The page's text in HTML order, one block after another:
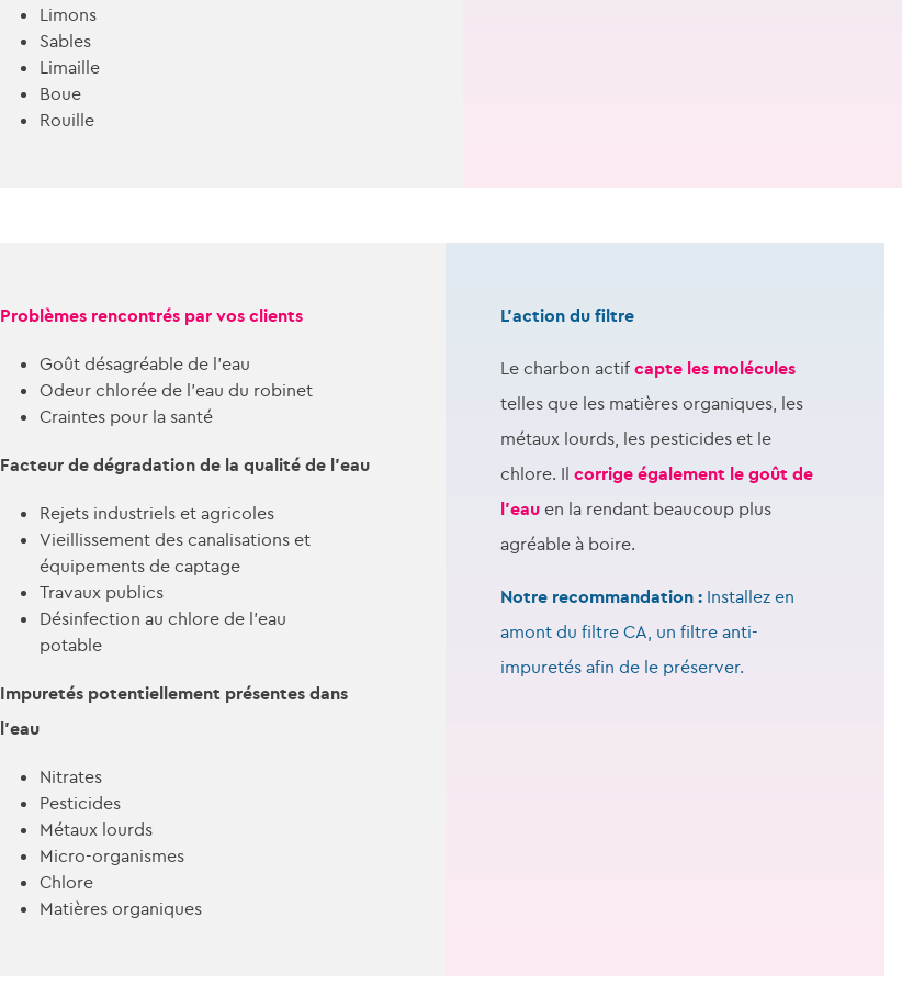
Limons
Sables
Limaille
Boue
Rouille
Problèmes rencontrés par vos clients
Goût désagréable de l’eau
Odeur chlorée de l’eau du robinet
Craintes pour la santé
Facteur de dégradation de la qualité de l’eau
Rejets industriels et agricoles
Vieillissement des canalisations et
équipements de captage
Travaux publics
Désinfection au chlore de l’eau
potable
Impuretés potentiellement présentes dans
l’eau
Nitrates
Pesticides
Métaux lourds
Micro-organismes
Chlore
Matières organiques
L’action du filtre
Le charbon actif capte les molécules
telles que les matières organiques, les
métaux lourds, les pesticides et le
chlore. Il corrige également le goût de
l’eau en la rendant beaucoup plus
agréable à boire.
Notre recommandation : Installez en
amont du filtre CA, un filtre anti-
impuretés afin de le préserver.